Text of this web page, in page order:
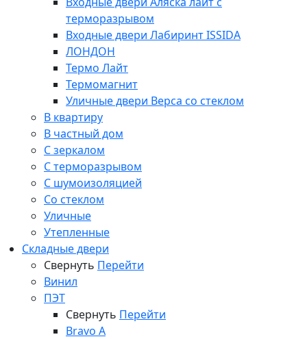
терморазрывом
Входные двери Лабиринт ISSIDA
ЛОНДОН
Термо Лайт
Термомагнит
Уличные двери Верса со стеклом
В квартиру
В частный дом
С зеркалом
С терморазрывом
С шумоизоляцией
Со стеклом
Уличные
Утепленные
Складные двери
Свернуть Перейти
Винил
ПЭТ
Свернуть Перейти
Bravo A